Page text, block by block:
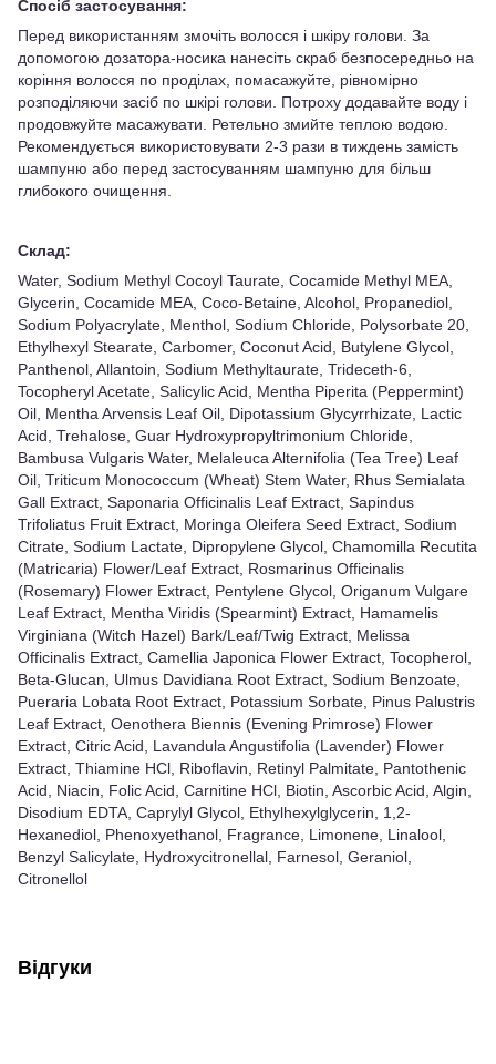
Спосіб застосування:
Перед використанням змочіть волосся і шкіру голови. За
допомогою дозатора-носика нанесіть скраб безпосередньо на
коріння волосся по проділах, помасажуйте, рівномірно
розподіляючи засіб по шкірі голови. Потроху додавайте воду і
продовжуйте масажувати. Ретельно змийте теплою водою.
Рекомендується використовувати 2-3 рази в тиждень замість
шампуню або перед застосуванням шампуню для більш
глибокого очищення.
Склад:
Water, Sodium Methyl Cocoyl Taurate, Cocamide Methyl MEA,
Glycerin, Cocamide MEA, Coco-Betaine, Alcohol, Propanediol,
Sodium Polyacrylate, Menthol, Sodium Chloride, Polysorbate 20,
Ethylhexyl Stearate, Carbomer, Coconut Acid, Butylene Glycol,
Panthenol, Allantoin, Sodium Methyltaurate, Trideceth-6,
Tocopheryl Acetate, Salicylic Acid, Mentha Piperita (Peppermint)
Oil, Mentha Arvensis Leaf Oil, Dipotassium Glycyrrhizate, Lactic
Acid, Trehalose, Guar Hydroxypropyltrimonium Chloride,
Bambusa Vulgaris Water, Melaleuca Alternifolia (Tea Tree) Leaf
Oil, Triticum Monococcum (Wheat) Stem Water, Rhus Semialata
Gall Extract, Saponaria Officinalis Leaf Extract, Sapindus
Trifoliatus Fruit Extract, Moringa Oleifera Seed Extract, Sodium
Citrate, Sodium Lactate, Dipropylene Glycol, Chamomilla Recutita
(Matricaria) Flower/Leaf Extract, Rosmarinus Officinalis
(Rosemary) Flower Extract, Pentylene Glycol, Origanum Vulgare
Leaf Extract, Mentha Viridis (Spearmint) Extract, Hamamelis
Virginiana (Witch Hazel) Bark/Leaf/Twig Extract, Melissa
Officinalis Extract, Camellia Japonica Flower Extract, Tocopherol,
Beta-Glucan, Ulmus Davidiana Root Extract, Sodium Benzoate,
Pueraria Lobata Root Extract, Potassium Sorbate, Pinus Palustris
Leaf Extract, Oenothera Biennis (Evening Primrose) Flower
Extract, Citric Acid, Lavandula Angustifolia (Lavender) Flower
Extract, Thiamine HCl, Riboflavin, Retinyl Palmitate, Pantothenic
Acid, Niacin, Folic Acid, Carnitine HCl, Biotin, Ascorbic Acid, Algin,
Disodium EDTA, Caprylyl Glycol, Ethylhexylglycerin, 1,2-
Hexanediol, Phenoxyethanol, Fragrance, Limonene, Linalool,
Benzyl Salicylate, Hydroxycitronellal, Farnesol, Geraniol,
Citronellol
Відгуки